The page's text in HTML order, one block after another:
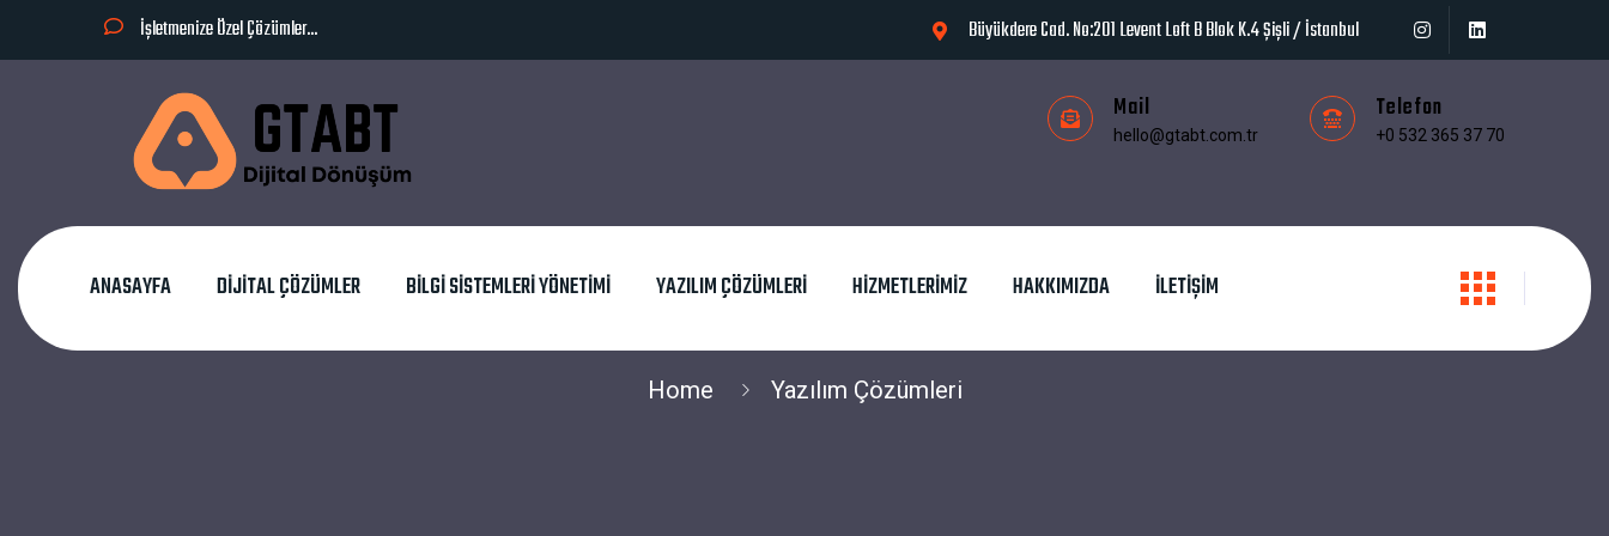
İşletmenize Özel Çözümler... Büyükdere Cad. No:201 Levent Loft B Blok K.4 Şişli / İstanbul
Mail
hello@gtabt.com.tr
Telefon
+0 532 365 37 70
ANASAYFA DIJITAL ÇÖZÜMLER BILGI SISTEMLERI YÖNETIMI YAZILIM ÇÖZÜMLERI HIZMETLERIMIZ HAKKIMIZDA İLETIŞIM
Home Yazılım Çözümleri